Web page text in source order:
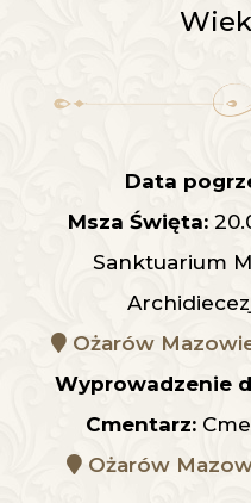
Data
Msza Święta:
Sanktuarium
Ożarów
Wyprowadzenie
Cmentarz:
Ożarów